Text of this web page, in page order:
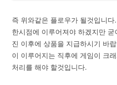
즉 위와같은 플로우가 될것입니
한시점에 이루어져야 하겠지만
진 이후에 상품을 지급하시기 바
이 이루어지는 직후에 게임이 크
처리를 해야 할것입니다.